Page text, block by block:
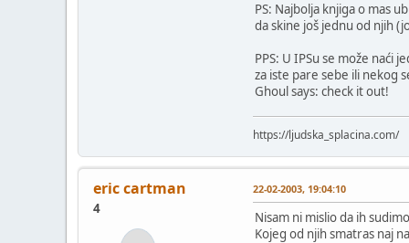
PS: Najbolja knjiga o mas
da skine još jednu od njih
PPS: U IPSu se može naći
za iste pare sebe ili nekog
Ghoul says: check it out!
https://ljudska_splacina.com/
eric cartman
4
22-02-2003, 19:04:10
Nisam ni mislio da ih
Kojeg od njih smatras naj